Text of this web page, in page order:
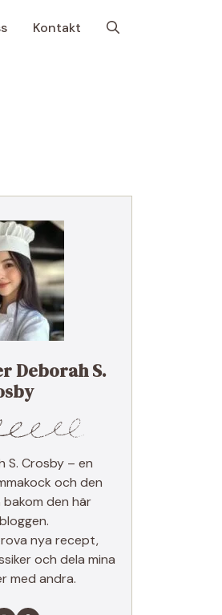
Kontakt
Deborah S.
S. Crosby – en
och den
den här
nya recept,
och dela mina
med andra.